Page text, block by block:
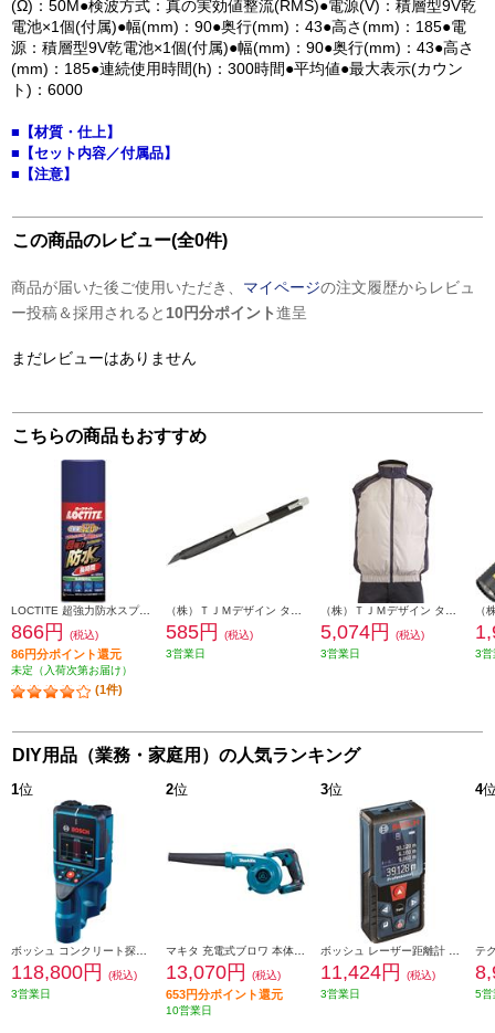
(Ω)：50M●検波方式：真の実効値整流(RMS)●電源(V)：積層型9V乾
電池×1個(付属)●幅(mm)：90●奥行(mm)：43●高さ(mm)：185●電
源：積層型9V乾電池×1個(付属)●幅(mm)：90●奥行(mm)：43●高さ
(mm)：185●連続使用時間(h)：300時間●平均値●最大表示(カウン
ト)：6000
■【材質・仕上】
■【セット内容／付属品】
■【注意】
この商品のレビュー(全0件)
商品が届いた後ご使用いただき、 マイページの注文履歴からレビュ
ー投稿＆採用されると 10円分ポイント進呈
まだレビューはありません
こちらの商品もおすすめ
LOCTITE 超強力防水スプレー布用 長時間 DBL-380
866円 (税込)
86円分ポイント還元
未定（入荷次第お届け）
(1件)
585円
(税込)
3営業日
5,074円
(税込)
3営業日
3営
DIY用品（業務・家庭用）の人気ランキング
1位
118,800円
(税込)
3営業日
2位
13,070円 (税込)
653円分ポイント還元
10営業日
3位
11,424円
(税込)
3営業日
4
5営